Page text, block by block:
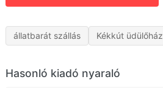
állatbarát szállás Kékkút üdülőház
Hasonló kiadó nyaraló